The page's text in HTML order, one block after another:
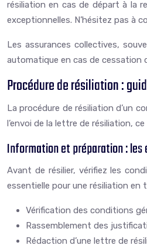
résiliation en cas de départ à la
exceptionnelles. N’hésitez pas à
Les assurances collectives,
automatique en cas de cessation
Procédure de résiliation :
La procédure de résiliation d’un
l’envoi de la lettre de résiliation,
Information et préparation : les
Avant de résilier, vérifiez les
essentielle pour une résiliation en
Vérification des conditions
Rassemblement des
Rédaction d’une lettre de